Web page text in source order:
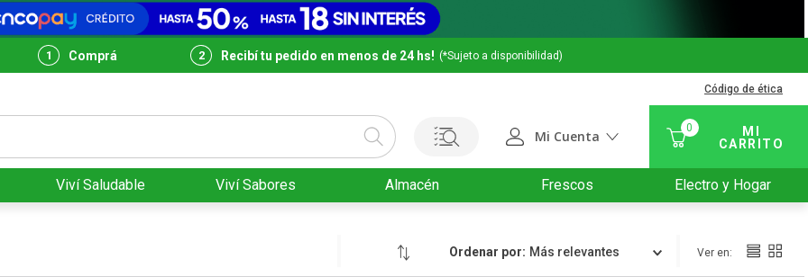
Comprá Recibí tu pedido en menos de 24 hs! (*Sujeto a disponibilidad)
Código de ética
Mi Cuenta
0
Viví Saludable Viví Sabores Almacén Frescos Electro y Hogar
Ordenar por Relevancia